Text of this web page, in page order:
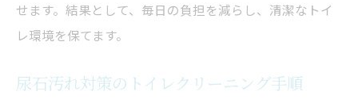
せます。結果として、毎日の負担を減らし、清潔なトイ
レ環境を保てます。
尿石汚れ対策のトイレクリーニング手順